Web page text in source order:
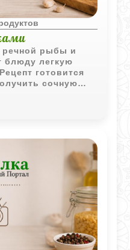
речной рыбы и
блюду легкую
готовится
сочную
без сложных